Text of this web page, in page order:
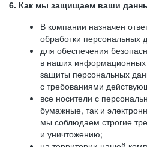
6. Как мы защищаем ваши
В компании назначен
обработки персональных
для обеспечения
в наших информационных
защиты персональных
с требованиями
все носители с
бумажные, так и
мы соблюдаем строгие
и уничтожению;